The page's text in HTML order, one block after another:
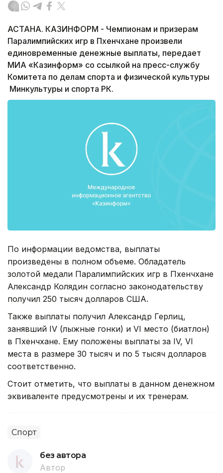
АСТАНА. КАЗИНФОРМ - Чемпионам и призерам
Паралимпийских игр в Пхенчхане произвели
единовременные денежные выплаты, передает
МИА «Казинформ» со ссылкой на пресс-службу
Комитета по делам спорта и физической культуры
Минкультуры и спорта РК.
По информации ведомства, выплаты
произведены в полном объеме. Обладатель
золотой медали Паралимпийских игр в Пхенчхане
Александр Колядин согласно законодательству
получил 250 тысяч долларов США.
Также выплаты получил Александр Герлиц,
занявший IV (лыжные гонки) и VI место (биатлон)
в Пхенчхане. Ему положены выплаты за IV, VI
места в размере 30 тысяч и по 5 тысяч долларов
соответственно.
Стоит отметить, что выплаты в данном денежном
эквиваленте предусмотрены и их тренерам.
Спорт
без автора
Автор